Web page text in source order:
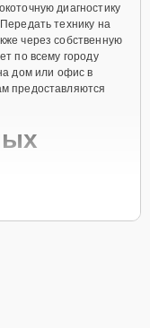
диагностику
технику на
через собственную
по всему городу
дом или офис в
предоставляются
предлагаются как